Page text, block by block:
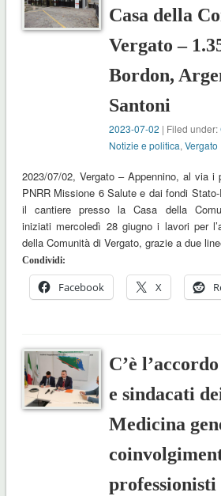
Casa della
Vergato –
Bordon,
Santoni
2023-07-02 | Filed under:
Notizie e politica,Vergato
2023/07/02, Vergato – Appennino, al via i
PNRR Missione 6 Salute e dai fondi
il cantiere presso la Casa della
iniziati mercoledì 28 giugno i lavori per
della Comunità di Vergato, grazie a due
Condividi:
Facebook X
C’è
e sindacati
Medicina